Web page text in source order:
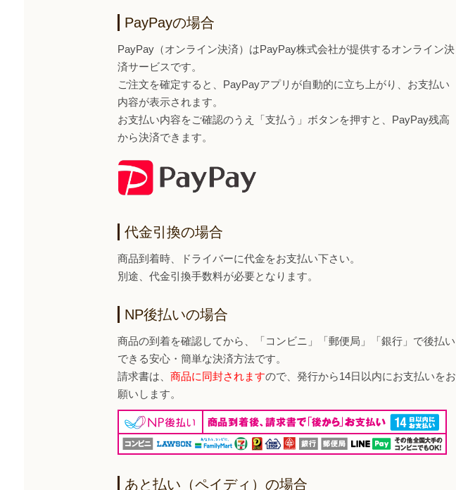
PayPayの場合
PayPay（オンライン決済）はPayPay株式会社が提供するオンライン決
済サービスです。
ご注文を確定すると、PayPayアプリが自動的に立ち上がり、お支払い
内容が表示されます。
お支払い内容をご確認のうえ「支払う」ボタンを押すと、PayPay残高
から決済できます。
代金引換の場合
商品到着時、ドライバーに代金をお支払い下さい。
別途、代金引換手数料が必要となります。
NP後払いの場合
商品の到着を確認してから、「コンビニ」「郵便局」「銀行」で後払い
できる安心・簡単な決済方法です。
請求書は、 商品に同封されますので、発行から14日以内にお支払いをお
願いします。
あと払い（ペイディ）の場合